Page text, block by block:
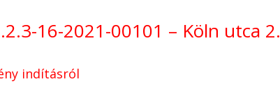
16-2021-00101 – Köln utca 2.
indításról